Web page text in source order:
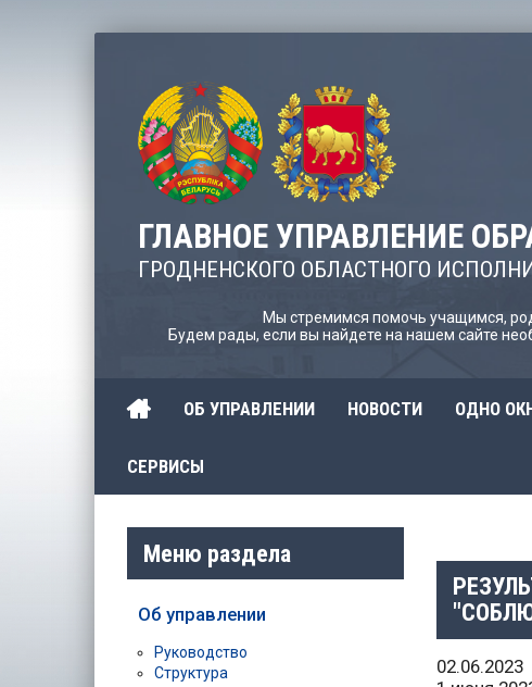
ГЛАВНОЕ УПРАВЛЕНИЕ
ГРОДНЕНСКОГО ОБЛАСТНОГО
Мы стремимся помочь учащимся,
Будем рады, если вы найдете на нашем сайте
ОБ УПРАВЛЕНИИ НОВОСТИ ОДНО
СЕРВИСЫ
02.06.2023
Меню раздела
Об управлении
Руководство
Структура